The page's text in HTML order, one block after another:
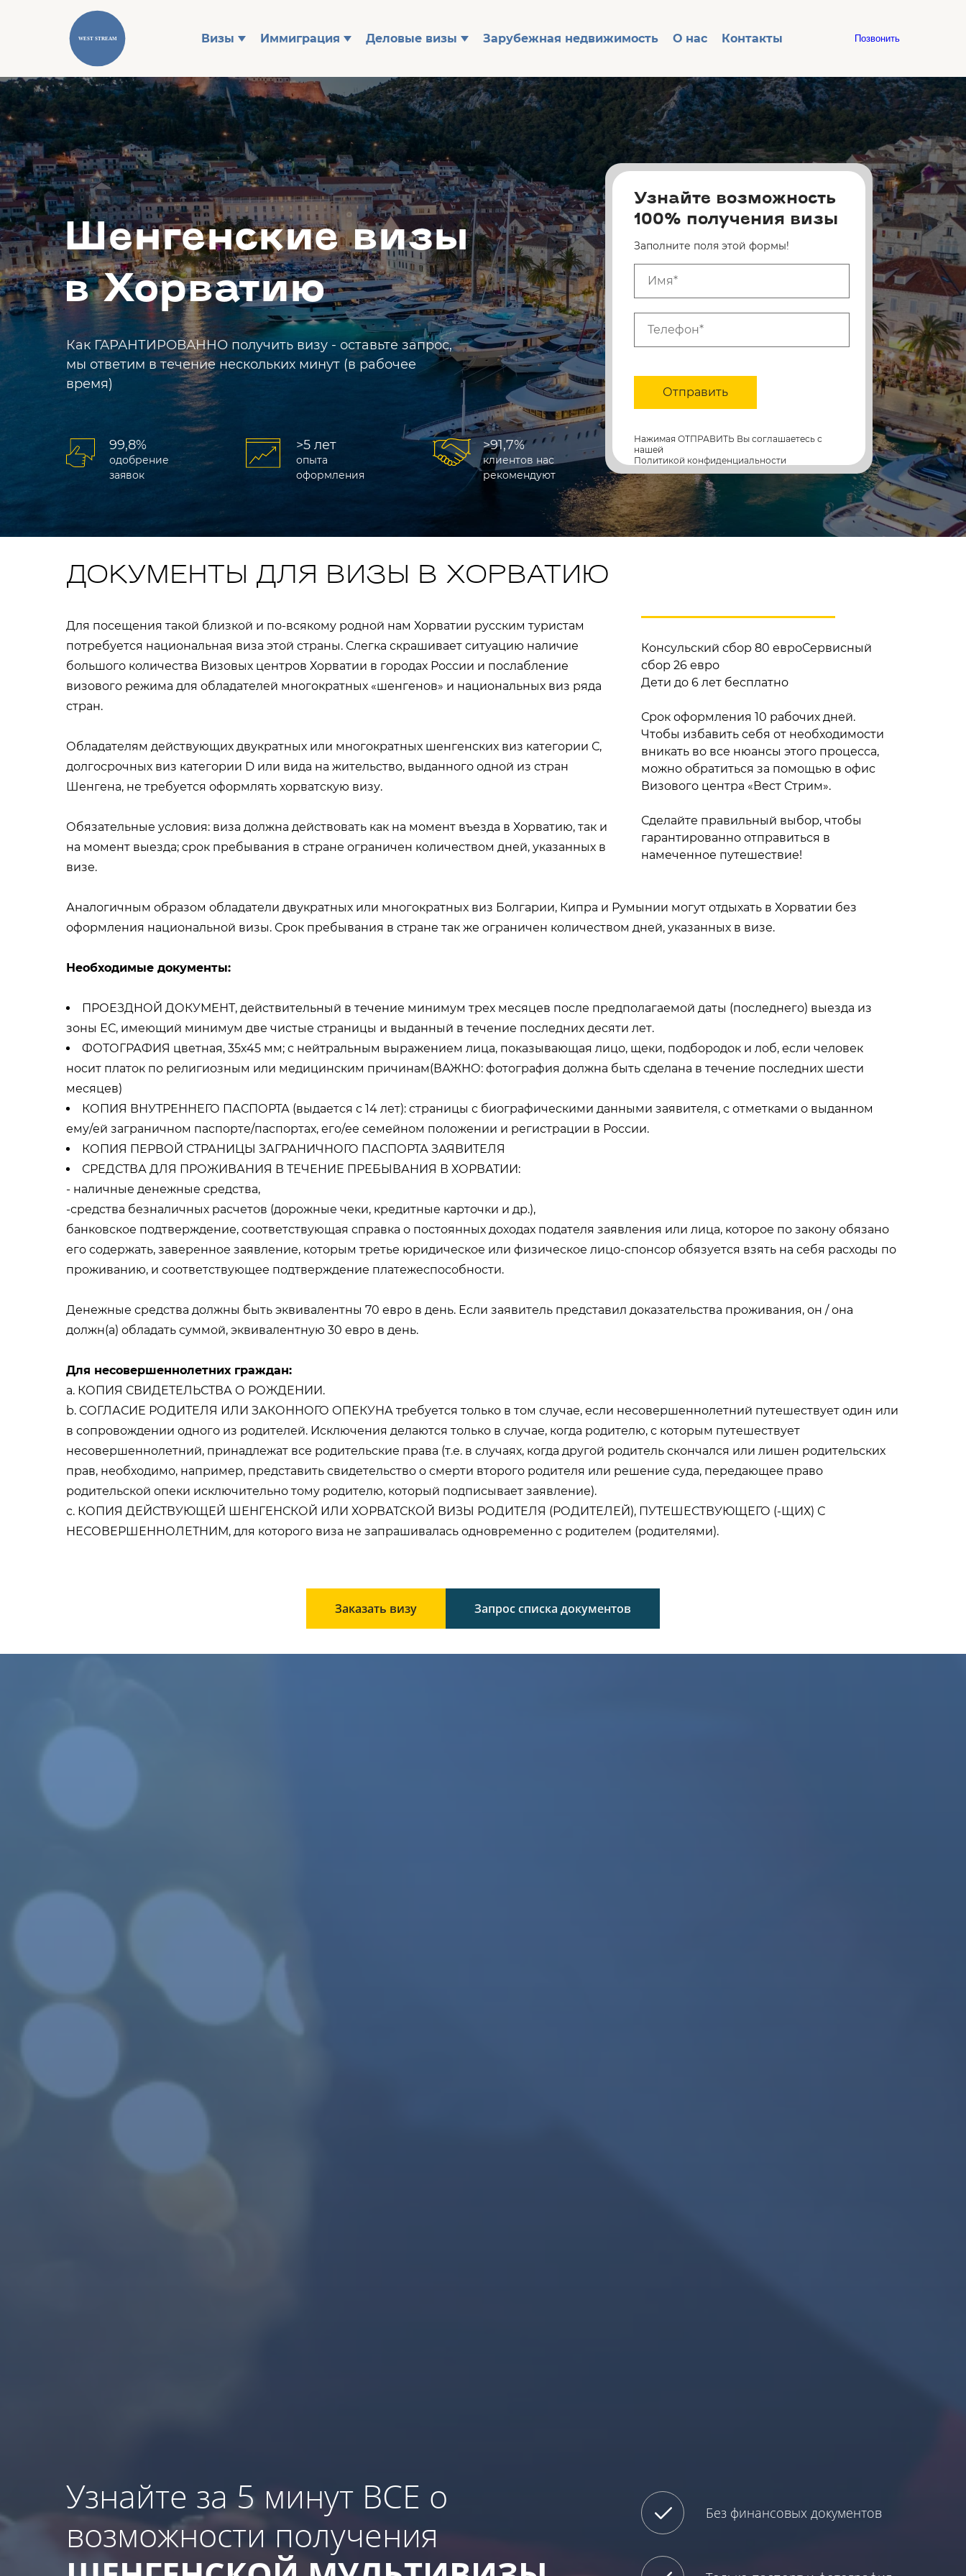
Визы Иммиграция Деловые визы Зарубежная недвижимость О нас Контакты Позвонить
Шенгенские визы
в Хорватию
Как ГАРАНТИРОВАННО получить визу - оставьте запрос,
мы ответим в течение нескольких минут (в рабочее
время)
Отправить
Заполните поля этой формы!
Узнайте возможность
100% получения визы
99,8%
одобрение
заявок
>5 лет
опыта
оформления
>91,7%
клиентов нас
рекомендуют
Нажимая ОТПРАВИТЬ Вы соглашаетесь с
нашей
Политикой конфиденциальности
ДОКУМЕНТЫ ДЛЯ ВИЗЫ В ХОРВАТИЮ
Консульский сбор 80 евроСервисный
сбор 26 евро
Дети до 6 лет бесплатно
Срок оформления 10 рабочих дней.
Чтобы избавить себя от необходимости
вникать во все нюансы этого процесса,
можно обратиться за помощью в офис
Визового центра «Вест Стрим».
Сделайте правильный выбор, чтобы
гарантированно отправиться в
намеченное путешествие!
Для посещения такой близкой и по-всякому родной нам Хорватии русским туристам
потребуется национальная виза этой страны. Слегка скрашивает ситуацию наличие
большого количества Визовых центров Хорватии в городах России и послабление
визового режима для обладателей многократных «шенгенов» и национальных виз ряда
стран.
Обладателям действующих двукратных или многократных шенгенских виз категории С,
долгосрочных виз категории D или вида на жительство, выданного одной из стран
Шенгена, не требуется оформлять хорватскую визу.
Обязательные условия: виза должна действовать как на момент въезда в Хорватию, так и
на момент выезда; срок пребывания в стране ограничен количеством дней, указанных в
визе.
Аналогичным образом обладатели двукратных или многократных виз Болгарии, Кипра и Румынии могут отдыхать в Хорватии без
оформления национальной визы. Срок пребывания в стране так же ограничен количеством дней, указанных в визе.
Необходимые документы:
ПРОЕЗДНОЙ ДОКУМЕНТ, действительный в течение минимум трех месяцев после предполагаемой даты (последнего) выезда из
зоны ЕС, имеющий минимум две чистые страницы и выданный в течение последних десяти лет.
ФОТОГРАФИЯ цветная, 35х45 мм; с нейтральным выражением лица, показывающая лицо, щеки, подбородок и лоб, если человек
носит платок по религиозным или медицинским причинам(ВАЖНО: фотография должна быть сделана в течение последних шести
месяцев)
КОПИЯ ВНУТРЕННЕГО ПАСПОРТА (выдается с 14 лет): страницы с биографическими данными заявителя, с отметками о выданном
ему/ей заграничном паспорте/паспортах, его/ее семейном положении и регистрации в России.
КОПИЯ ПЕРВОЙ СТРАНИЦЫ ЗАГРАНИЧНОГО ПАСПОРТА ЗАЯВИТЕЛЯ
СРЕДСТВА ДЛЯ ПРОЖИВАНИЯ В ТЕЧЕНИЕ ПРЕБЫВАНИЯ В ХОРВАТИИ:
- наличные денежные средства,
-средства безналичных расчетов (дорожные чеки, кредитные карточки и др.),
банковское подтверждение, соответствующая справка о постоянных доходах подателя заявления или лица, которое по закону обязано
его содержать, заверенное заявление, которым третье юридическое или физическое лицо-спонсор обязуется взять на себя расходы по
проживанию, и соответствующее подтверждение платежеспособности.
Денежные средства должны быть эквивалентны 70 евро в день. Если заявитель представил доказательства проживания, он / она
должн(а) обладать суммой, эквивалентную 30 евро в день.
Для несовершеннолетних граждан:
a. КОПИЯ СВИДЕТЕЛЬСТВА О РОЖДЕНИИ.
b. СОГЛАСИЕ РОДИТЕЛЯ ИЛИ ЗАКОННОГО ОПЕКУНА требуется только в том случае, если несовершеннолетний путешествует один или
в сопровождении одного из родителей. Исключения делаются только в случае, когда родителю, с которым путешествует
несовершеннолетний, принадлежат все родительские права (т.е. в случаях, когда другой родитель скончался или лишен родительских
прав, необходимо, например, представить свидетельство о смерти второго родителя или решение суда, передающее право
родительской опеки исключительно тому родителю, который подписывает заявление).
c. КОПИЯ ДЕЙСТВУЮЩЕЙ ШЕНГЕНСКОЙ ИЛИ ХОРВАТСКОЙ ВИЗЫ РОДИТЕЛЯ (РОДИТЕЛЕЙ), ПУТЕШЕСТВУЮЩЕГО (-ЩИХ) С
НЕСОВЕРШЕННОЛЕТНИМ, для которого виза не запрашивалась одновременно с родителем (родителями).
Заказать визу Запрос списка документов
Узнайте за 5 минут ВСЕ о
возможности получения
Без финансовых документов